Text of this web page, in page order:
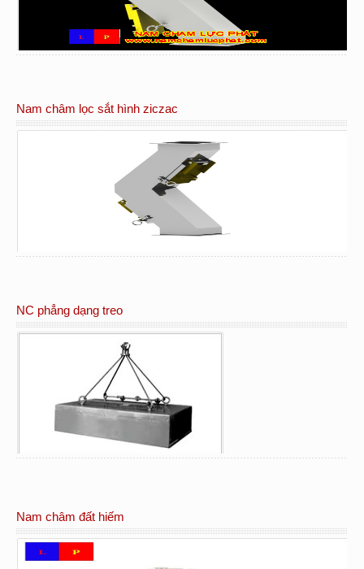
Nam châm lọc sắt hình ziczac
NC phẳng dạng treo
Nam châm đất hiếm